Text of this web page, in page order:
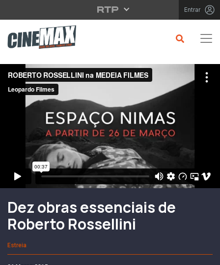
Saltar para o conteúdo principal Entrar
Filme em Cartaz
Dez obras essenciais de
Roberto Rossellini
Estreia